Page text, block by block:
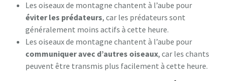
Les oiseaux de montagne chantent à l’aube pour
éviter les prédateurs, car les prédateurs sont
généralement moins actifs à cette heure.
Les oiseaux de montagne chantent à l’aube pour
communiquer avec d’autres oiseaux, car les chants
peuvent être transmis plus facilement à cette heure.